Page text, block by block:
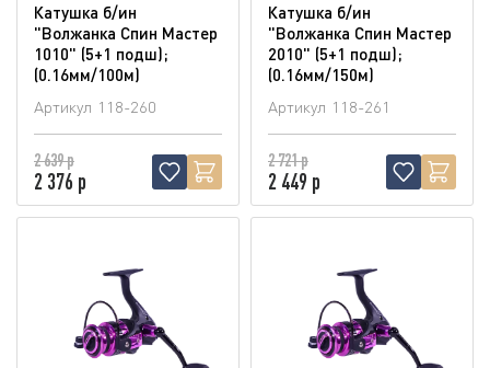
Катушка б/ин
"Волжанка Спин Мастер
1010" (5+1 подш);
(0.16мм/100м)
Артикул 118-260
2 639 р
2 376 р
Катушка б/ин
"Волжанка Спин Мастер
2010" (5+1 подш);
(0.16мм/150м)
Артикул 118-261
2 721 р
2 449 р